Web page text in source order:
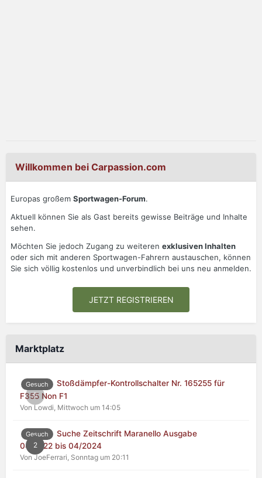
Willkommen bei Carpassion.com
Europas großem Sportwagen-Forum.
Aktuell können Sie als Gast bereits gewisse Beiträge und Inhalte
sehen.
Möchten Sie jedoch Zugang zu weiteren exklusiven Inhalten
oder sich mit anderen Sportwagen-Fahrern austauschen, können
Sie sich völlig kostenlos und unverbindlich bei uns neu anmelden.
JETZT REGISTRIEREN
Marktplatz
0
Gesuch
Stoßdämpfer-Kontrollschalter Nr. 165255 für
F355 Non F1
Von Lowdi, Mittwoch um 14:05
2
Gesuch
Suche Zeitschrift Maranello Ausgabe
04/2022 bis 04/2024
Von JoeFerrari, Sonntag um 20:11